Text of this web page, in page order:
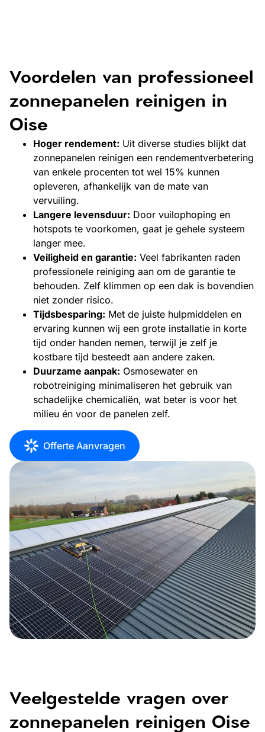
Voordelen van professioneel
zonnepanelen reinigen in
Oise
Hoger rendement: Uit diverse studies blijkt dat
zonnepanelen reinigen een rendementverbetering
van enkele procenten tot wel 15% kunnen
opleveren, afhankelijk van de mate van
vervuiling.
Langere levensduur: Door vuilophoping en
hotspots te voorkomen, gaat je gehele systeem
langer mee.
Veiligheid en garantie: Veel fabrikanten raden
professionele reiniging aan om de garantie te
behouden. Zelf klimmen op een dak is bovendien
niet zonder risico.
Tijdsbesparing: Met de juiste hulpmiddelen en
ervaring kunnen wij een grote installatie in korte
tijd onder handen nemen, terwijl je zelf je
kostbare tijd besteedt aan andere zaken.
Duurzame aanpak: Osmosewater en
robotreiniging minimaliseren het gebruik van
schadelijke chemicaliën, wat beter is voor het
milieu én voor de panelen zelf.
Offerte Aanvragen
Veelgestelde vragen over
zonnepanelen reinigen Oise